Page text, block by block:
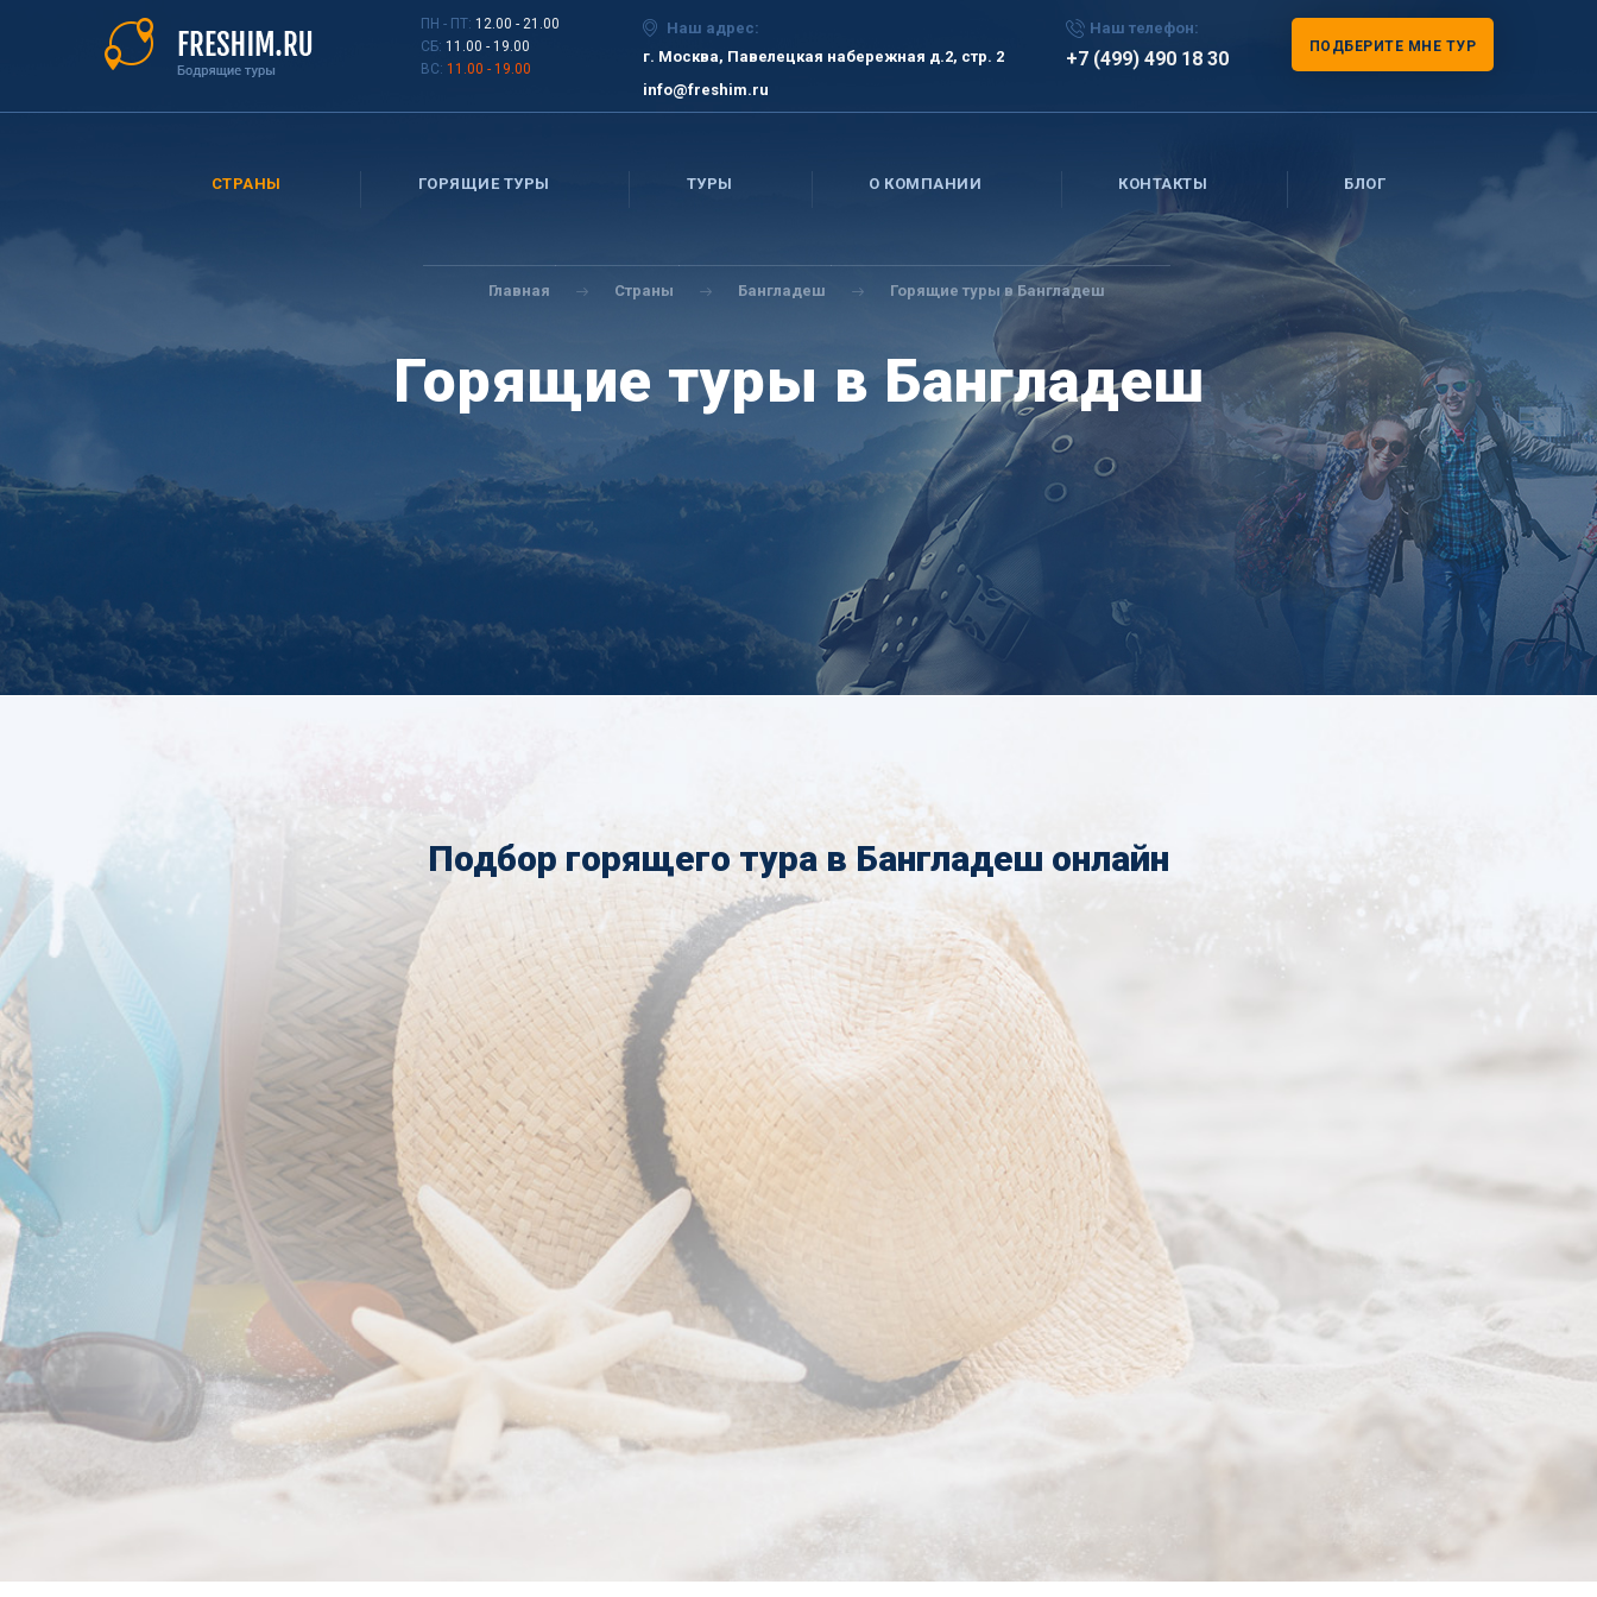
ПН - ПТ: 12.00 - 21.00
СБ: 11.00 - 19.00
ВС: 11.00 - 19.00
Наш адрес:
г. Москва, Павелецкая набережная д.2, стр. 2
info@freshim.ru
Наш телефон:
+7 (499) 490 18 30
ПОДБЕРИТЕ МНЕ ТУР
СТРАНЫ ГОРЯЩИЕ ТУРЫ ТУРЫ О КОМПАНИИ КОНТАКТЫ БЛОГ
Вы
здесь
Главная Страны Бангладеш Горящие туры в Бангладеш
Горящие туры в Бангладеш
Подбор горящего тура в Бангладеш онлайн